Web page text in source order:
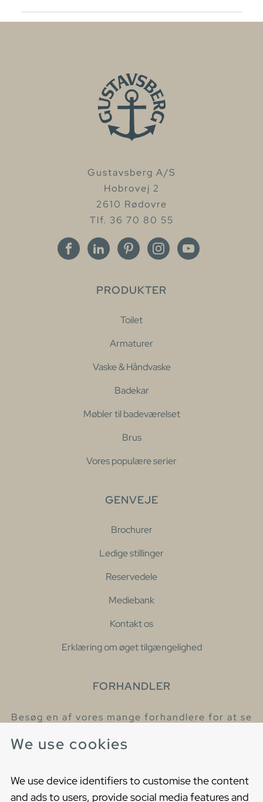
We use cookies
We use device identifiers to customise the content
and ads to users, provide social media features and
Gustavsberg A/S
Hobrovej 2
2610 Rødovre
Tlf. 36 70 80 55
PRODUKTER
Toilet
Armaturer
Vaske & Håndvaske
Badekar
Møbler til badeværelset
Brus
Vores populære serier
GENVEJE
Brochurer
Ledige stillinger
Reservedele
Mediebank
Kontakt os
Erklæring om øget tilgængelighed
FORHANDLER
Besøg en af vores mange forhandlere for at se